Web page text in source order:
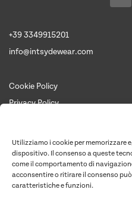
Utilizziamo i cookie per memorizzare
dispositivo. Il consenso a queste
come il comportamento di
acconsentire o ritirare il consenso
caratteristiche e funzioni.
+39 3349915201
info@intsydewear.com
Cookie Policy
Privacy Policy
Contattaci per un preventivo
Contatti